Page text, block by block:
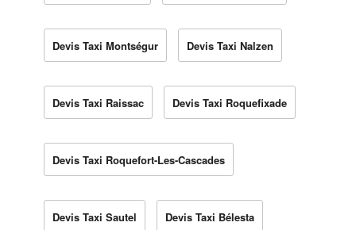
Devis Taxi Montségur Devis Taxi Nalzen
Devis Taxi Raissac Devis Taxi Roquefixade
Devis Taxi Roquefort-Les-Cascades
Devis Taxi Sautel Devis Taxi Bélesta